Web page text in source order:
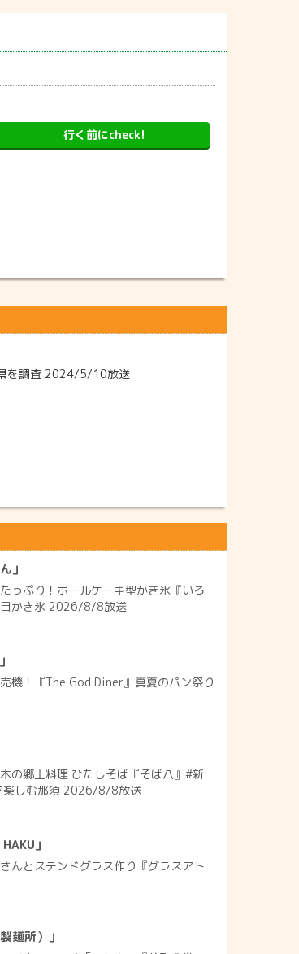
行く前にcheck!
県を調査 2024/5/10放送
」
っぷり！ホールケーキ型かき氷『いろ
目かき氷 2026/8/8放送
機！『The God Diner』真夏のパン祭り
の郷土料理 ひたしそば『そば八』#新
楽しむ那須 2026/8/8放送
」
んとステンドグラス作り『グラスアト
麺所）」